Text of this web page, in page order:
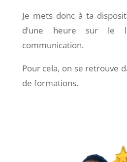
Je mets donc à ta
d’une heure sur le
communication.
Pour cela, on se retrouve
de formations.